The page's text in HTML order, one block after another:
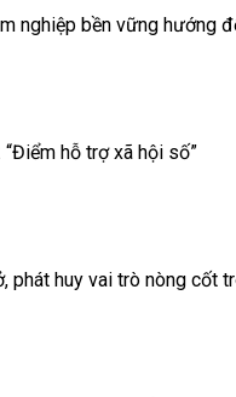
nghiệp bền vững hướng
“Điểm hỗ trợ xã hội số”
phát huy vai trò nòng cốt